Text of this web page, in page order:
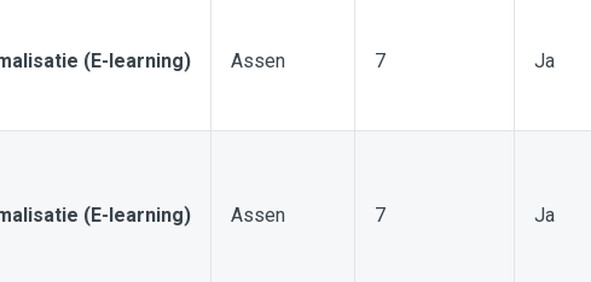
(E-learning) Assen 7 Ja
(E-learning) Assen 7 Ja